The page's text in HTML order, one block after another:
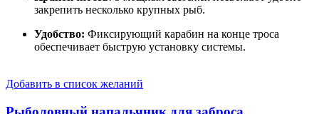
закрепить несколько крупных рыб.
Удобство: Фиксирующий карабин на конце троса
обеспечивает быструю установку системы.
Добавить в список желаний